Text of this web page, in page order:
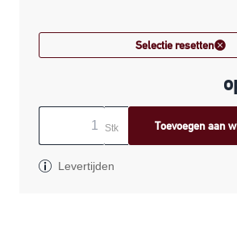
Selectie resetten
Stk Toevoegen aan
Levertijden